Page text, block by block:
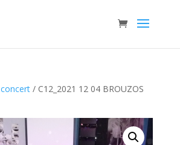
concert/ C12_2021 12 04 BROUZOS